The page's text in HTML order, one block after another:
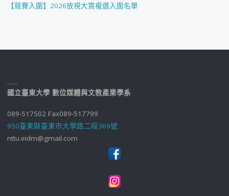
【競賽入圍】2026放視大賞複選入圍名單
國立臺東大學 數位媒體與文教產業學系
089-517502 Fax089-517799
950臺東縣臺東市大學路二段369號
nttu.eidm@gmail.com